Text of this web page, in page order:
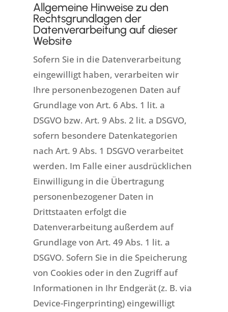
Allgemeine Hinweise zu den
Rechtsgrundlagen der
Datenverarbeitung auf dieser
Website
Sofern Sie in die Datenverarbeitung
eingewilligt haben, verarbeiten wir
Ihre personenbezogenen Daten auf
Grundlage von Art. 6 Abs. 1 lit. a
DSGVO bzw. Art. 9 Abs. 2 lit. a DSGVO,
sofern besondere Datenkategorien
nach Art. 9 Abs. 1 DSGVO verarbeitet
werden. Im Falle einer ausdrücklichen
Einwilligung in die Übertragung
personenbezogener Daten in
Drittstaaten erfolgt die
Datenverarbeitung außerdem auf
Grundlage von Art. 49 Abs. 1 lit. a
DSGVO. Sofern Sie in die Speicherung
von Cookies oder in den Zugriff auf
Informationen in Ihr Endgerät (z. B. via
Device-Fingerprinting) eingewilligt